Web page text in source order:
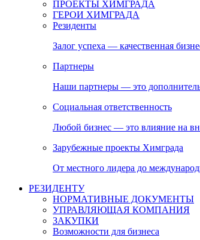
ПРОЕКТЫ ХИМГРАДА
ГЕРОИ ХИМГРАДА
Резиденты
Залог успеха — качественная
Партнеры
Наши партнеры — это
Социальная ответственность
Любой бизнес — это влияние на
Зарубежные проекты Химграда
От местного лидера до
РЕЗИДЕНТУ
НОРМАТИВНЫЕ ДОКУМЕНТЫ
УПРАВЛЯЮЩАЯ КОМПАНИЯ
ЗАКУПКИ
Возможности для бизнеса